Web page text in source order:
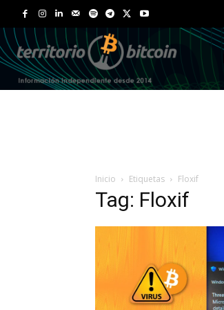
Inicio Etiquetas Floxif
Tag: Floxif